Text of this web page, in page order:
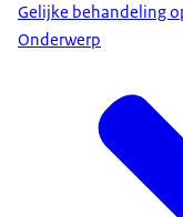
Gelijke behandeling
Onderwerp